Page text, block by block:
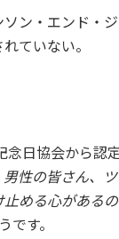
ン・エンド・
ていない。
日協会から認定
男性の皆さん、
める心がある
す。